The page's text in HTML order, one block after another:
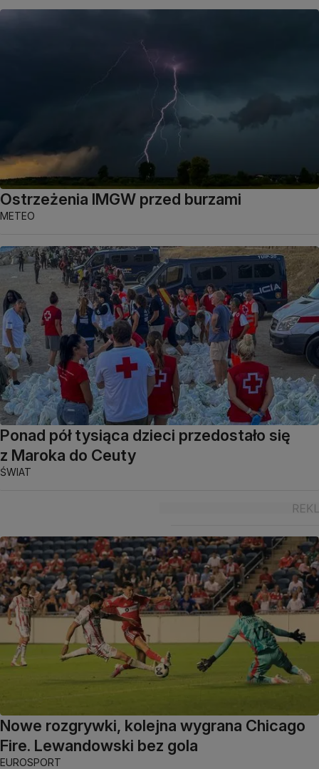
Ostrzeżenia IMGW przed burzami
METEO
Ponad pół tysiąca dzieci przedostało się
z Maroka do Ceuty
ŚWIAT
Nowe rozgrywki, kolejna wygrana Chicago
Fire. Lewandowski bez gola
EUROSPORT